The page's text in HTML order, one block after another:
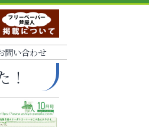
問い合わせ
！